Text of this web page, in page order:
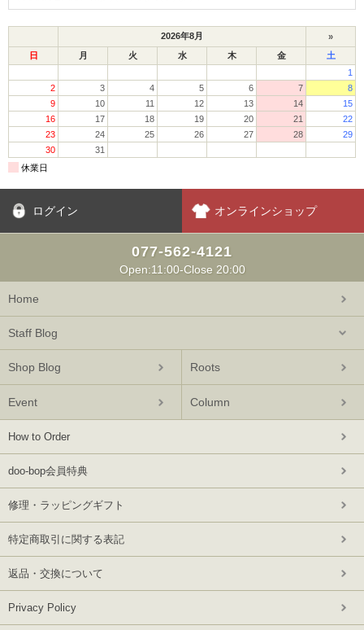
ログイン オンラインショップ
077-562-4121
Open:11:00-Close 20:00
Home
Staff Blog
Shop Blog Roots
Event Column
How to Order
doo-bop会員特典
修理・ラッピングギフト
特定商取引に関する表記
返品・交換について
Privacy Policy